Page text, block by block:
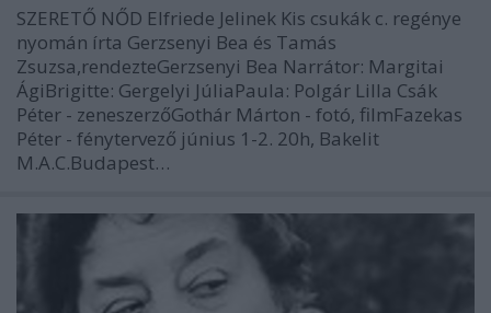
SZERETŐ NŐD Elfriede Jelinek Kis csukák c. regénye
nyomán írta Gerzsenyi Bea és Tamás
Zsuzsa,rendezteGerzsenyi Bea Narrátor: Margitai
ÁgiBrigitte: Gergelyi JúliaPaula: Polgár Lilla Csák
Péter - zeneszerzőGothár Márton - fotó, filmFazekas
Péter - fénytervező június 1-2. 20h, Bakelit
M.A.C.Budapest…